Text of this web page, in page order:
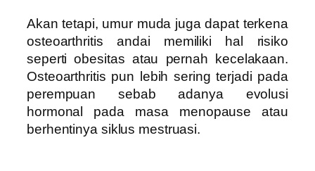
Akan tetapi, umur muda juga dapat terkena
osteoarthritis andai memiliki hal risiko
seperti obesitas atau pernah kecelakaan.
Osteoarthritis pun lebih sering terjadi pada
perempuan sebab adanya evolusi
hormonal pada masa menopause atau
berhentinya siklus mestruasi.